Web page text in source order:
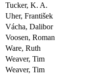
Tucker, K. A.
Uher, František
Vácha, Dalibor
Voosen, Roman
Ware, Ruth
Weaver, Tim
Weaver, Tim